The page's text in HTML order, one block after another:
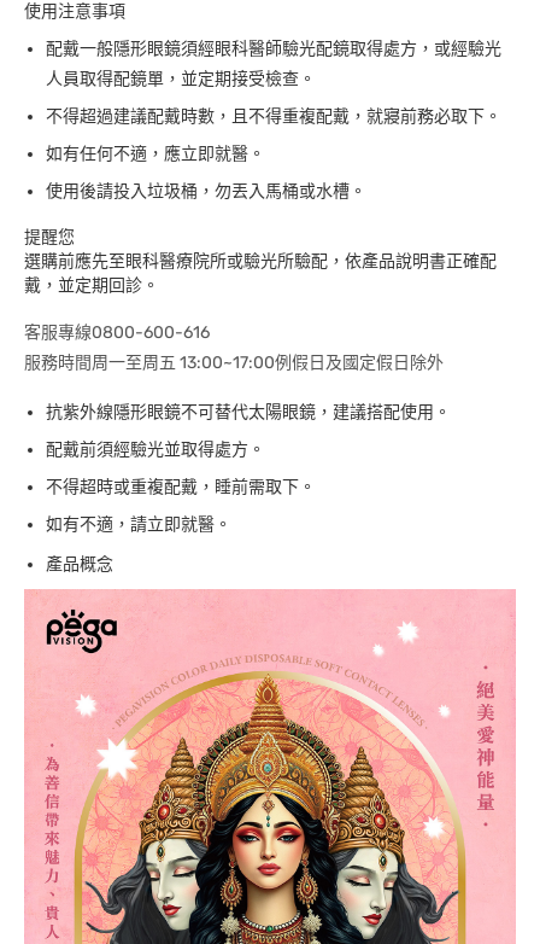
使用注意事項
配戴一般隱形眼鏡須經眼科醫師驗光配鏡取得處方，或經驗光
人員取得配鏡單，並定期接受檢查。
不得超過建議配戴時數，且不得重複配戴，就寢前務必取下。
如有任何不適，應立即就醫。
使用後請投入垃圾桶，勿丟入馬桶或水槽。
提醒您
選購前應先至眼科醫療院所或驗光所驗配，依產品說明書正確配
戴，並定期回診。
客服專線0800-600-616
服務時間周一至周五 13:00~17:00例假日及國定假日除外
抗紫外線隱形眼鏡不可替代太陽眼鏡，建議搭配使用。
配戴前須經驗光並取得處方。
不得超時或重複配戴，睡前需取下。
如有不適，請立即就醫。
產品概念